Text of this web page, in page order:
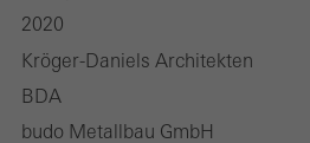
2020
Kröger-Daniels Architekten
BDA
budo Metallbau GmbH